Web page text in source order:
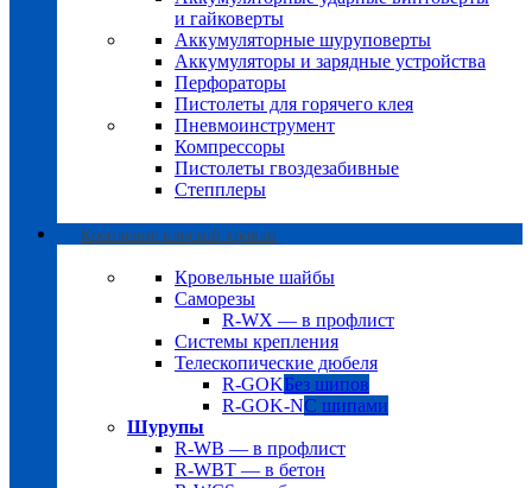
и гайковерты
Аккумуляторные шуруповерты
Аккумуляторы и зарядные устройства
Перфораторы
Пистолеты для горячего клея
Пневмоинструмент
Компрессоры
Пистолеты гвоздезабивные
Степплеры
Крепление плоской кровли
Кровельные шайбы
Саморезы
R-WX — в профлист
Системы крепления
Телескопические дюбеля
R-GOKБез шипов
R-GOK-NС шипами
Шурупы
R-WB — в профлист
R-WBT — в бетон